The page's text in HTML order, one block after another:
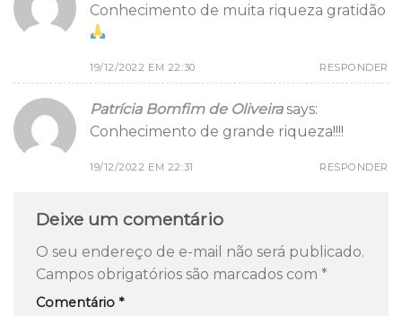
Conhecimento de muita riqueza gratidão
19/12/2022 EM 22:30 RESPONDER
Patrícia Bomfim de Oliveira says:
Conhecimento de grande riqueza!!!!
19/12/2022 EM 22:31 RESPONDER
Deixe um comentário
O seu endereço de e-mail não será publicado.
Campos obrigatórios são marcados com *
Comentário *